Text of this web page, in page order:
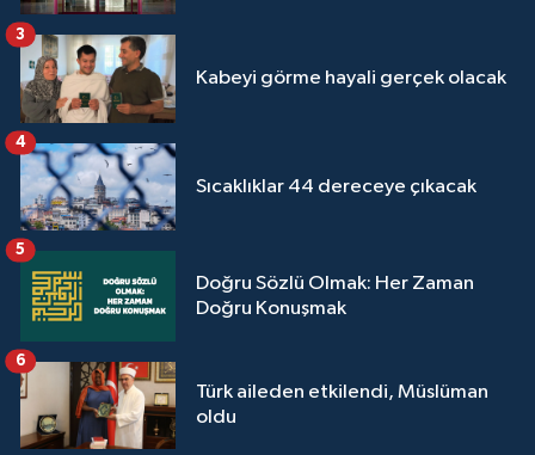
Kabeyi görme hayali gerçek olacak
3
Sıcaklıklar 44 dereceye çıkacak
4
Doğru Sözlü Olmak: Her Zaman
Doğru Konuşmak
5
Türk aileden etkilendi, Müslüman
oldu
6